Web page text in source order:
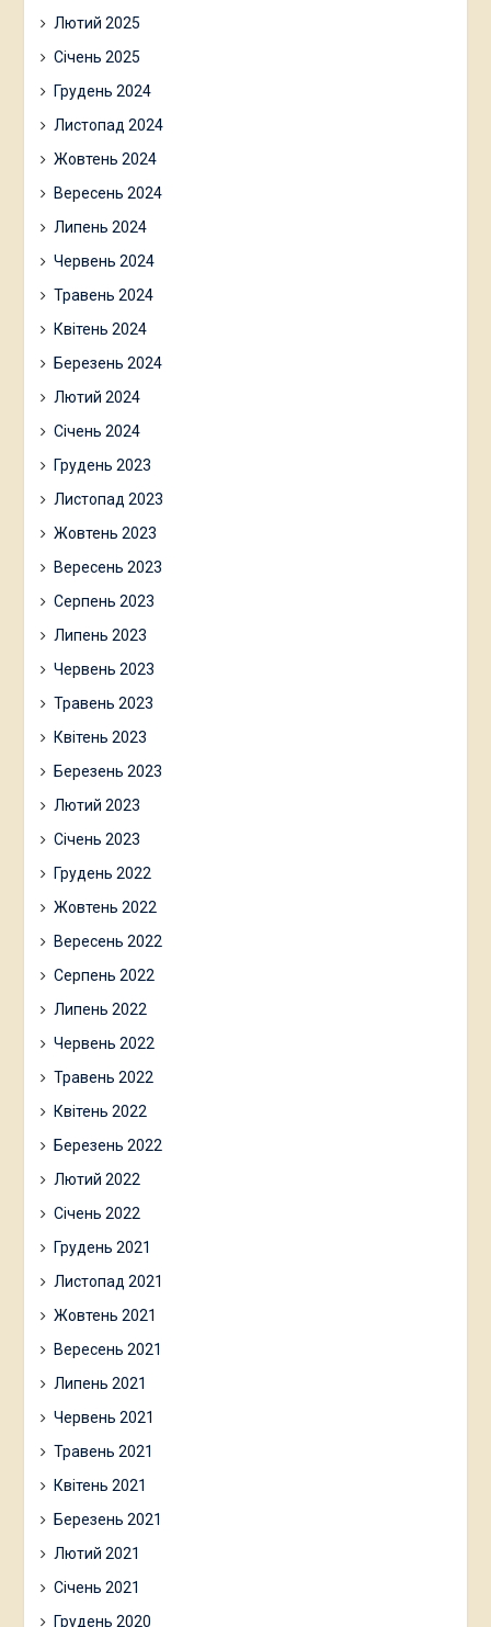
Лютий 2025
Січень 2025
Грудень 2024
Листопад 2024
Жовтень 2024
Вересень 2024
Липень 2024
Червень 2024
Травень 2024
Квітень 2024
Березень 2024
Лютий 2024
Січень 2024
Грудень 2023
Листопад 2023
Жовтень 2023
Вересень 2023
Серпень 2023
Липень 2023
Червень 2023
Травень 2023
Квітень 2023
Березень 2023
Лютий 2023
Січень 2023
Грудень 2022
Жовтень 2022
Вересень 2022
Серпень 2022
Липень 2022
Червень 2022
Травень 2022
Квітень 2022
Березень 2022
Лютий 2022
Січень 2022
Грудень 2021
Листопад 2021
Жовтень 2021
Вересень 2021
Липень 2021
Червень 2021
Травень 2021
Квітень 2021
Березень 2021
Лютий 2021
Січень 2021
Грудень 2020